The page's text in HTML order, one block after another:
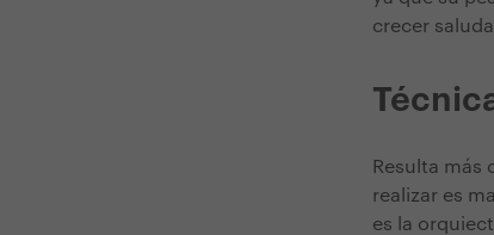
crecer
Resulta más
realizar es
es la